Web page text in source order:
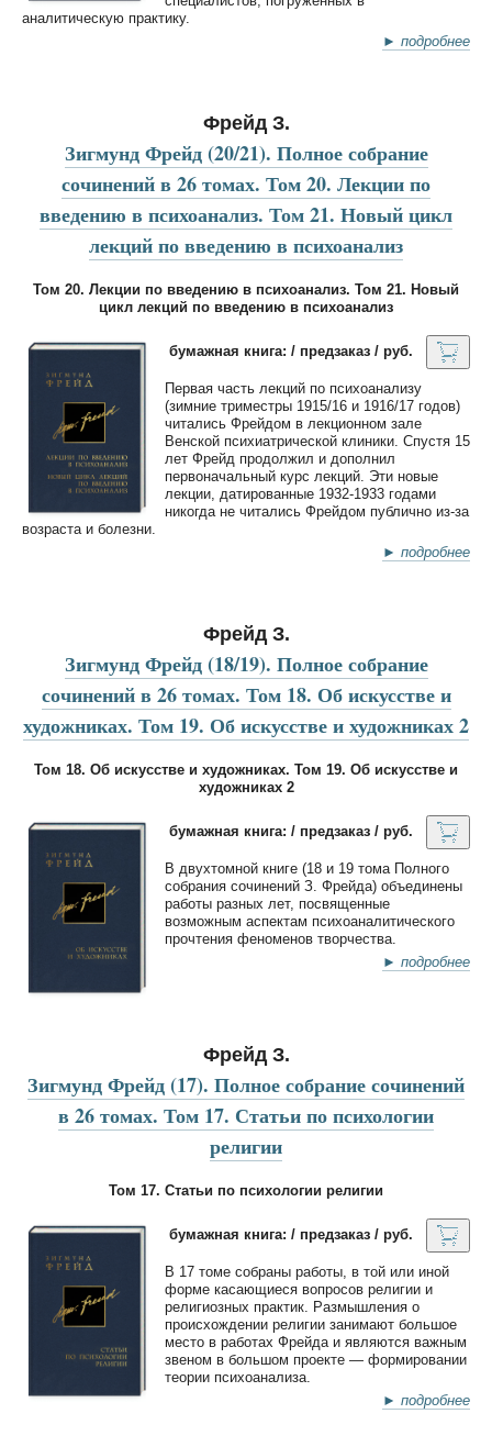
аналитическую практику.
► подробнее
Фрейд З.
Зигмунд Фрейд (20/21). Полное собрание
сочинений в 26 томах. Том 20. Лекции по
введению в психоанализ. Том 21. Новый цикл
лекций по введению в психоанализ
Том 20. Лекции по введению в психоанализ. Том 21. Новый
цикл лекций по введению в психоанализ
бумажная книга: / предзаказ / руб.
Первая часть лекций по психоанализу
(зимние триместры 1915/16 и 1916/17 годов)
читались Фрейдом в лекционном зале
Венской психиатрической клиники. Спустя 15
лет Фрейд продолжил и дополнил
первоначальный курс лекций. Эти новые
лекции, датированные 1932-1933 годами
никогда не читались Фрейдом публично из-за
возраста и болезни.
► подробнее
Фрейд З.
Зигмунд Фрейд (18/19). Полное собрание
сочинений в 26 томах. Том 18. Об искусстве и
художниках. Том 19. Об искусстве и художниках 2
Том 18. Об искусстве и художниках. Том 19. Об искусстве и
художниках 2
бумажная книга: / предзаказ / руб.
В двухтомной книге (18 и 19 тома Полного
собрания сочинений З. Фрейда) объединены
работы разных лет, посвященные
возможным аспектам психоаналитического
прочтения феноменов творчества.
► подробнее
Фрейд З.
Зигмунд Фрейд (17). Полное собрание сочинений
в 26 томах. Том 17. Статьи по психологии
религии
Том 17. Статьи по психологии религии
бумажная книга: / предзаказ / руб.
В 17 томе собраны работы, в той или иной
форме касающиеся вопросов религии и
религиозных практик. Размышления о
происхождении религии занимают большое
место в работах Фрейда и являются важным
звеном в большом проекте — формировании
теории психоанализа.
► подробнее